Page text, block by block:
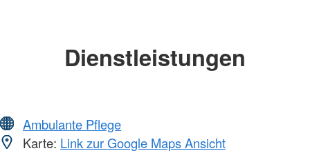
Dienstleistungen
Ambulante Pflege
Karte: Link zur Google Maps Ansicht